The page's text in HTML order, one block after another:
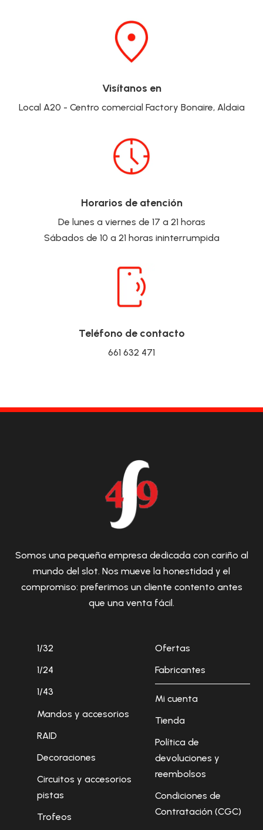
Visítanos en
Local A20 - Centro comercial Factory Bonaire, Aldaia
Horarios de atención
De lunes a viernes de 17 a 21 horas
Sábados de 10 a 21 horas ininterrumpida
Teléfono de contacto
661 632 471
Somos una pequeña empresa dedicada con cariño al
mundo del slot. Nos mueve la honestidad y el
compromiso: preferimos un cliente contento antes
que una venta fácil.
1/32
1/24
1/43
Mandos y accesorios
RAID
Decoraciones
Circuitos y accesorios
pistas
Trofeos
Ofertas
Fabricantes
Mi cuenta
Tienda
Política de
devoluciones y
reembolsos
Condiciones de
Contratación (CGC)